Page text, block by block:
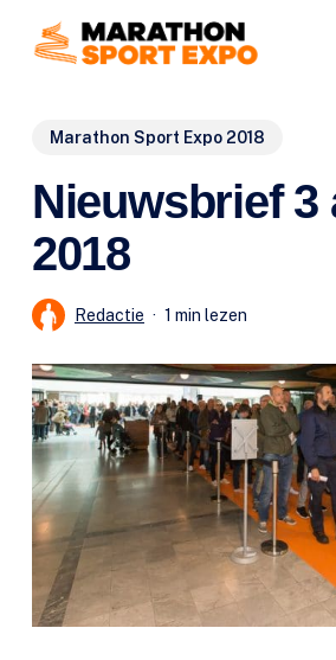
algemene
inhoud
Marathon Sport Expo 2018
Nieuwsbrief 3
2018
Redactie 1 min lezen